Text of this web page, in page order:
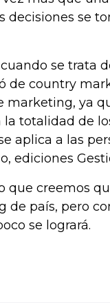
decisiones se
se trata
de country
marketing, ya
totalidad de
aplica a las
ediciones
que creemos
de país, pero
se logrará.